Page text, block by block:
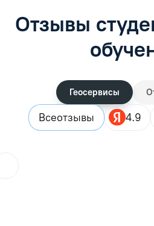
Отзывы
Геосервисы
Всеотзывы 4.9